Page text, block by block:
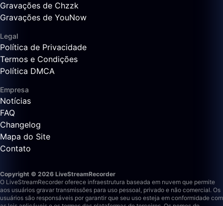
Gravações de Chzzk
Gravações de YouNow
Legal
Política de Privacidade
Termos e Condições
Política DMCA
Empresa
Notícias
FAQ
Changelog
Mapa do Site
Contato
Copyright © 2026 LiveStreamRecorder
O LiveStreamRecorder oferece infraestrutura baseada em nuvem que permite
aos usuários gravar transmissões para uso pessoal, privado e não comercial. Os
usuários são responsáveis por garantir que seu uso esteja em conformidade com